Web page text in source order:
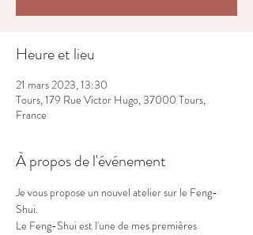
Heure et lieu
21 mars 2023, 13:30
Tours, 179 Rue Victor Hugo, 37000 Tours,
France
À propos de l'événement
Je vous propose un nouvel atelier sur le Feng-
Shui.
Le Feng-Shui est l'une de mes premières